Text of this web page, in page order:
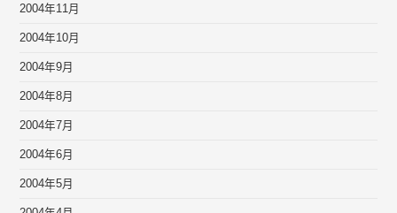
2004年11月
2004年10月
2004年9月
2004年8月
2004年7月
2004年6月
2004年5月